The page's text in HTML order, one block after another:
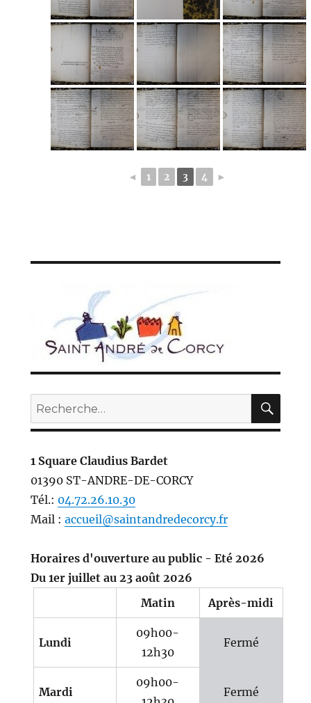
◄ 1 2 3 4 ►
Recherche
pour :
1 Square Claudius Bardet
01390 ST-ANDRE-DE-CORCY
Tél.: 04.72.26.10.30
Mail : accueil@saintandredecorcy.fr
Horaires d'ouverture au public - Eté 2026
Du 1er juillet au 23 août 2026
Matin
Après-midi
Lundi
09h00-
12h30
Fermé
Mardi
09h00-
Fermé